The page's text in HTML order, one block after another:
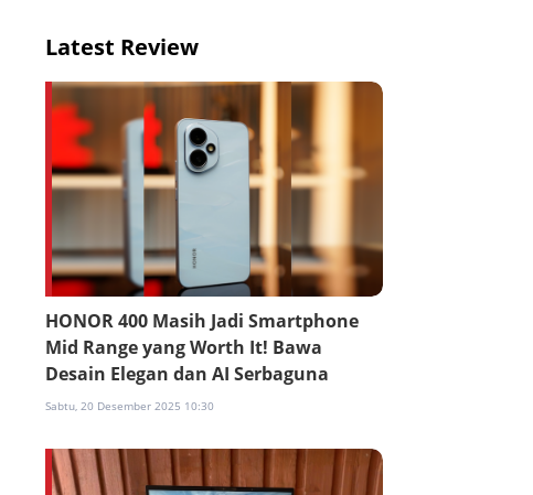
Latest Review
HONOR 400 Masih Jadi Smartphone
Mid Range yang Worth It! Bawa
Desain Elegan dan AI Serbaguna
Sabtu, 20 Desember 2025 10:30